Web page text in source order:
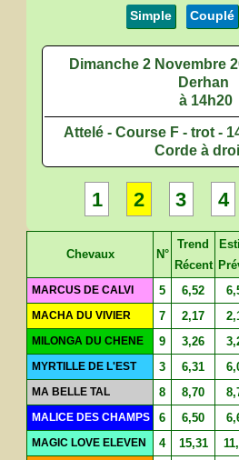
Simple Couplé
Dimanche 2 Novembre
Derhan
à 14h20
Attelé - Course F - trot -
Corde à
1 2 3 4
Chevaux N°
Trend
Récent
MARCUS DE CALVI 5 6,52
MACHA DU VIVIER 7 2,17
MILONGA DU CHENE 9 3,26
MYRTILLE DE L'EST 3 6,31
MA BELLE TAL 8 8,70
MALICE DES CHAMPS 6 6,50
MAGIC LOVE ELEVEN 4 15,31